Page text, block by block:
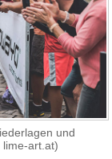
und
art.at)